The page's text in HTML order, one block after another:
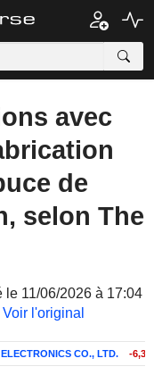
avec
de
selon The
le 11/06/2026 à 17:04
Voir l'original
CO., LTD. -6,30